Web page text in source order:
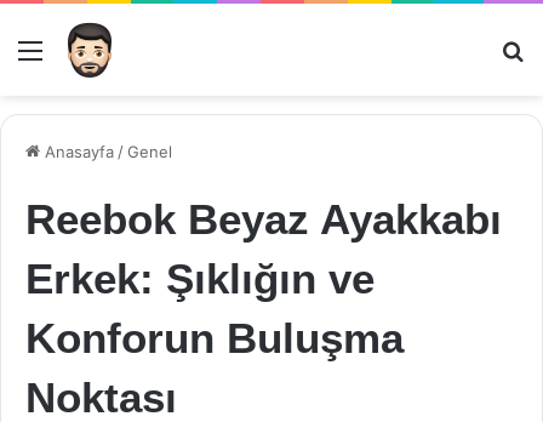
Menü
Anasayfa /Genel
Reebok Beyaz Ayakkabı
Erkek: Şıklığın ve
Konforun Buluşma
Noktası